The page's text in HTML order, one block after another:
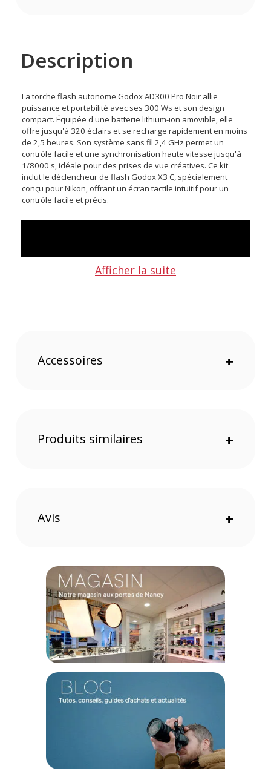
Description
La torche flash autonome Godox AD300 Pro Noir allie
puissance et portabilité avec ses 300 Ws et son design
compact. Équipée d'une batterie lithium-ion amovible, elle
offre jusqu'à 320 éclairs et se recharge rapidement en moins
de 2,5 heures. Son système sans fil 2,4 GHz permet un
contrôle facile et une synchronisation haute vitesse jusqu'à
1/8000 s, idéale pour des prises de vue créatives. Ce kit
inclut le déclencheur de flash Godox X3 C, spécialement
conçu pour Nikon, offrant un écran tactile intuitif pour un
contrôle facile et précis.
Batterie lithium-ion amovible offrant jusqu'à 320 éclairs et
recharge rapide en moins de 2,5 heures.
Connectivité sans fil 2,4 GHz avec portée de 100 m,
permettant un contrôle simple et une synchronisation
haute vitesse jusqu'à 1/8000 s.
Lumière de modélisation bicolore de 12W pour un
éclairage optimal lors des prises de vue.
Design compact et léger (1,25 kg) pour une portabilité
accrue lors des séances photo en extérieur.
Une puissance et une autonomie remarquables
La Godox AD300 Pro combine une puissance de 300 Ws avec
une batterie lithium-ion amovible, vous permettant de
réaliser jusqu'à 320 éclairs à pleine puissance. Sa recharge
rapide en moins de 2,5 heures garantit que vous êtes
toujours prêt à capturer des moments précieux.
Afficher la suite
Accessoires +
Produits similaires +
Avis +